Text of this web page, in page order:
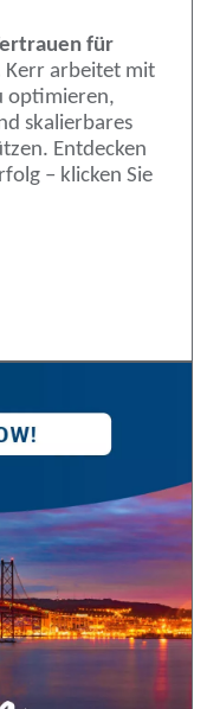
für
Kerr arbeitet mit
optimieren,
skalierbares
Entdecken
– klicken Sie